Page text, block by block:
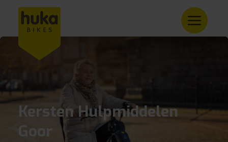
Kersten Hulpmiddelen
Goor